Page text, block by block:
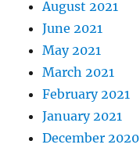
August 2021
June 2021
May 2021
March 2021
February 2021
January 2021
December 2020